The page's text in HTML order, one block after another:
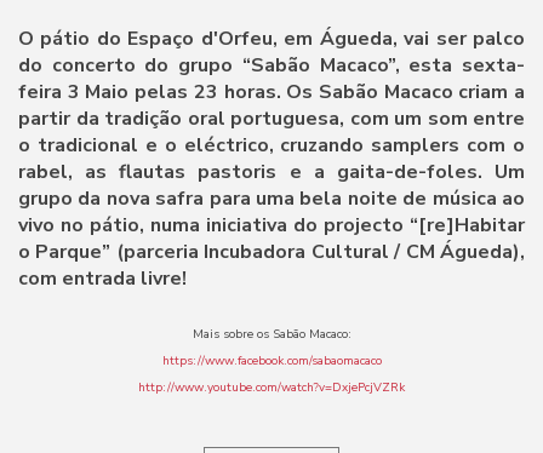
O pátio do Espaço d'Orfeu, em Águeda, vai ser palco
do concerto do grupo “Sabão Macaco”, esta sexta-
feira 3 Maio pelas 23 horas. Os Sabão Macaco criam a
partir da tradição oral portuguesa, com um som entre
o tradicional e o eléctrico, cruzando samplers com o
rabel, as flautas pastoris e a gaita-de-foles. Um
grupo da nova safra para uma bela noite de música ao
vivo no pátio, numa iniciativa do projecto “[re]Habitar
o Parque” (parceria Incubadora Cultural / CM Águeda),
com entrada livre!
Mais sobre os Sabão Macaco:
https://www.facebook.com/sabaomacaco
http://www.youtube.com/watch?v=DxjePcjVZRk